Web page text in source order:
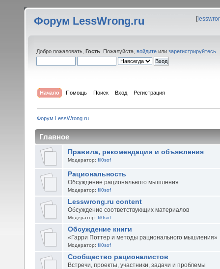
Форум LessWrong.ru [
Добро пожаловать, Гость . Пожалуйста, войдите или зарегистрируйтесь
Начало Помощь Поиск Вход Регистрация
Форум LessWrong.ru
Главное
Правила, рекомендации и объявления
Модератор: fil0sof
Рациональность
Обсуждение рационального мышления
Модератор: fil0sof
Lesswrong.ru content
Обсуждение соответствующих материалов
Модератор: fil0sof
Обсуждение книги
«Гарри Поттер и методы рационального мышления»
Модератор: fil0sof
Сообщество рационалистов
Встречи, проекты, участники, задачи и проблемы